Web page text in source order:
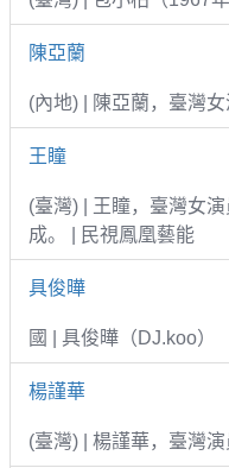
陳亞蘭
(內地) | 陳亞蘭，臺灣
王瞳
(臺灣) | 王瞳，臺灣女
成。 | 民視鳳凰藝能
具俊曄
國 | 具俊曄（DJ.koo）
楊謹華
(臺灣) | 楊謹華，臺灣